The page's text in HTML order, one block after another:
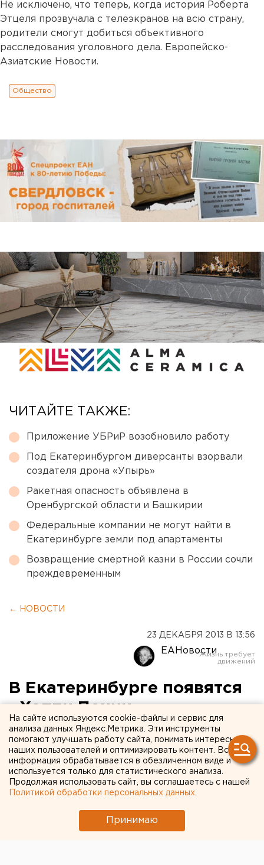
Не исключено, что теперь, когда история Роберта
Этцеля прозвучала с телеэкранов на всю страну,
родители смогут добиться объективного
расследования уголовного дела. Европейско-
Азиатские Новости.
Общество
ЧИТАЙТЕ ТАКЖЕ:
Приложение УБРиР возобновило работу
Под Екатеринбургом диверсанты взорвали
создателя дрона «Упырь»
Ракетная опасность объявлена в
Оренбургской области и Башкирии
Федеральные компании не могут найти в
Екатеринбурге земли под апартаменты
Возвращение смертной казни в России сочли
преждевременным
← НОВОСТИ
23 ДЕКАБРЯ 2013 В 13:56
ЕАНовости
В Екатеринбурге появятся
«Хэппи Пенни»
Уральские бизнесмены разработали проект
«счастливой» валюты.
Инициативная группа бизнесменов продолжает
работу над проектом создания собственной
будут называться «Хэппи Пенни». Подробнее о
новинке в интервью агентству ЕАН рассказал
На сайте используются cookie-файлы и сервис для
анализа данных Яндекс.Метрика. Эти инструменты
помогают улучшать работу сайта, понимать интересы
наших пользователей и оптимизировать контент. Вся
информация обрабатывается в обезличенном виде и
используется только для статистического анализа.
Продолжая использовать сайт, вы соглашаетесь с нашей
Политикой обработки персональных данных
Принимаю